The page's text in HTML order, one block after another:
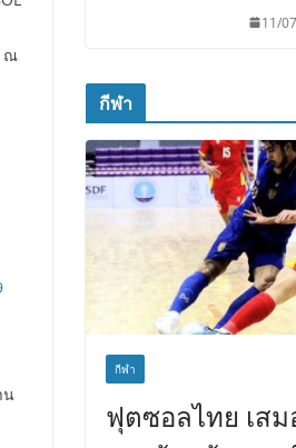
ณ
น
11/
กีฬา
กีฬา
ฟุตซอลไทย เสม